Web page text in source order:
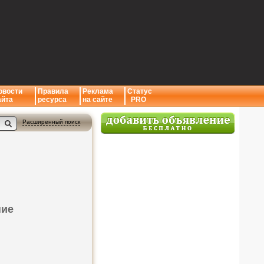
Правила
ресурса
Реклама
на сайте
Статус
PRO
Расширенный поиск